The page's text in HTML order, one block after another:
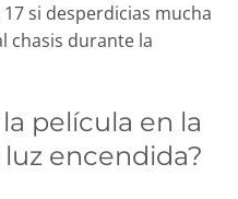
si desperdicias mucha
chasis durante la
película en la
encendida?